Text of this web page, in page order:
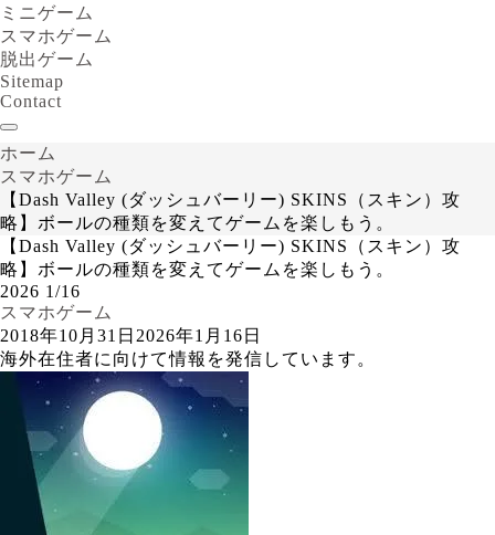
ミニゲーム
スマホゲーム
脱出ゲーム
Sitemap
Contact
ホーム
スマホゲーム
【Dash Valley (ダッシュバーリー) SKINS（スキン）攻
略】ボールの種類を変えてゲームを楽しもう。
【Dash Valley (ダッシュバーリー) SKINS（スキン）攻
略】ボールの種類を変えてゲームを楽しもう。
2026 1/16
スマホゲーム
2018年10月31日 2026年1月16日
海外在住者に向けて情報を発信しています。